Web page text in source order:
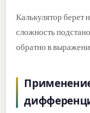
Калькулятор берет
сложность
обратно в